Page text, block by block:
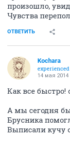
произошло,
Чувства
ОТВЕТИТЬ
Kochara
experienced
14 мая 2014
Как все быстро!
А мы сегодня
Брусника
Выписали кучу